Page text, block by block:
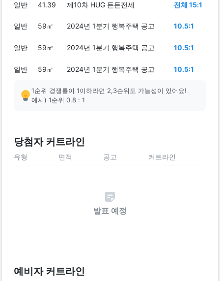
일반 41.39 제10차 HUG 든든전세 전체 15:1
일반 59㎡ 2024년 1분기 행복주택 공고 10.5:1
일반 59㎡ 2024년 1분기 행복주택 공고 10.5:1
일반 59㎡ 2024년 1분기 행복주택 공고 10.5:1
1순위 경쟁률이 1이하라면 2,3순위도 가능성이 있어요!
예시) 1순위 0.8 : 1
당첨자 커트라인
유형 면적 공고 커트라인
발표 예정
예비자 커트라인